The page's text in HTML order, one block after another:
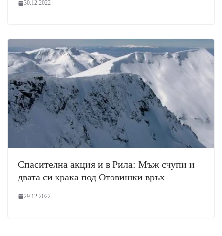
30.12.2022
Спасителна акция и в Рила: Мъж счупи и
двата си крака под Отовишки връх
29.12.2022